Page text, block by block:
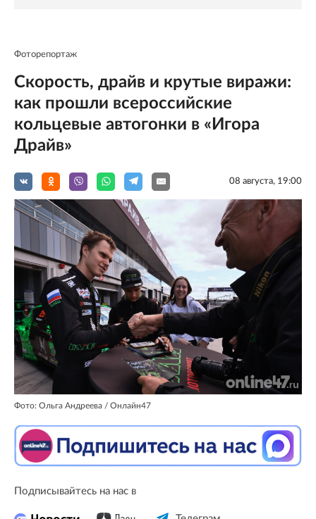
Фоторепортаж
Скорость, драйв и крутые виражи:
как прошли всероссийские
кольцевые автогонки в «Игора
Драйв»
08 августа, 19:00
Фото: Ольга Андреева / Онлайн47
Подписывайтесь на нас в